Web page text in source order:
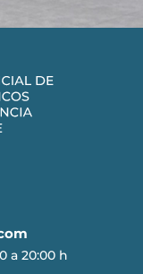
a 20:00 h